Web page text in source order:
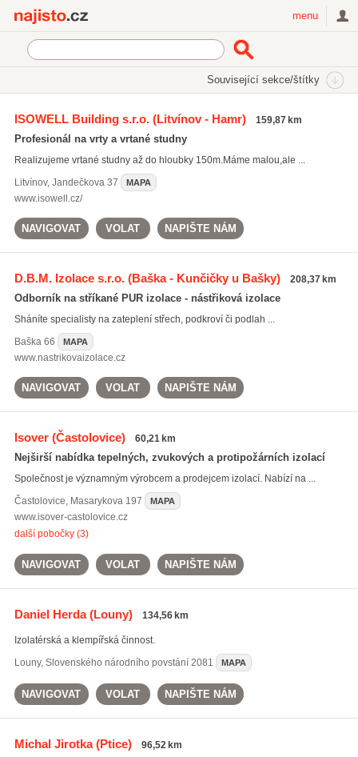
menu
Související sekce/štítky
izolace proti vodě(218)
stavební folie(146)
ISOWELL Building s.r.o.(Litvínov - Hamr) 159,87 km
Profesionál na vrty a vrtané studny
Realizujeme vrtané studny až do hloubky 150m.Máme malou,ale ...
Litvínov, Jandečkova 37 MAPA
www.isowell.cz/
NAVIGOVAT VOLAT NAPIŠTE NÁM
D.B.M. Izolace s.r.o.(Baška - Kunčičky u Bašky) 208,37 km
Odborník na stříkané PUR izolace - nástřiková izolace
Sháníte specialisty na zateplení střech, podkroví či podlah ...
Baška66 MAPA
www.nastrikovaizolace.cz
NAVIGOVAT VOLAT NAPIŠTE NÁM
Isover(Častolovice) 60,21 km
Nejširší nabídka tepelných, zvukových a protipožárních izolací
Společnost je významným výrobcem a prodejcem izolací. Nabízí na ...
Častolovice, Masarykova 197 MAPA
www.isover-castolovice.cz
další pobočky (3)
NAVIGOVAT VOLAT NAPIŠTE NÁM
Daniel Herda(Louny) 134,56 km
Izolatérská a klempířská činnost.
Louny, Slovenského národního povstání 2081 MAPA
NAVIGOVAT VOLAT NAPIŠTE NÁM
Michal Jirotka(Ptice) 96,52 km